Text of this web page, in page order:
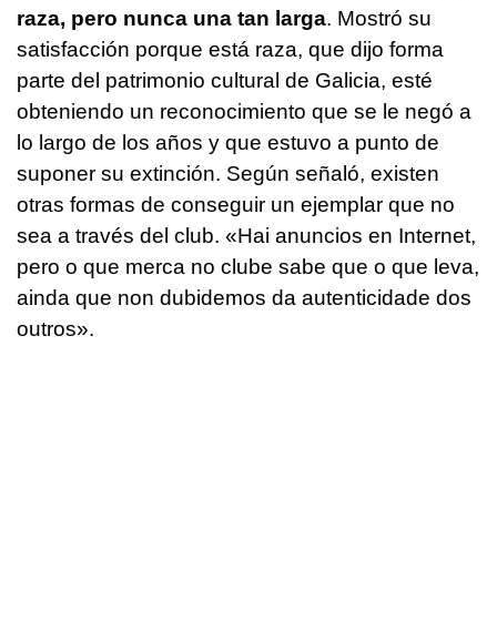
raza, pero nunca una tan larga. Mostró su
satisfacción porque está raza, que dijo forma
parte del patrimonio cultural de Galicia, esté
obteniendo un reconocimiento que se le negó a
lo largo de los años y que estuvo a punto de
suponer su extinción. Según señaló, existen
otras formas de conseguir un ejemplar que no
sea a través del club. «Hai anuncios en Internet,
pero o que merca no clube sabe que o que leva,
ainda que non dubidemos da autenticidade dos
outros».